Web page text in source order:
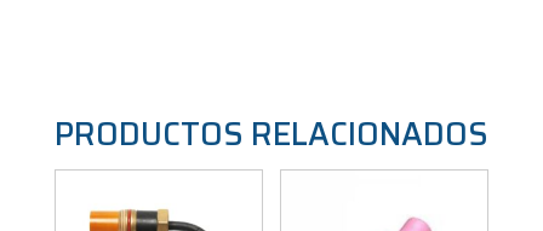
PRODUCTOS RELACIONADOS